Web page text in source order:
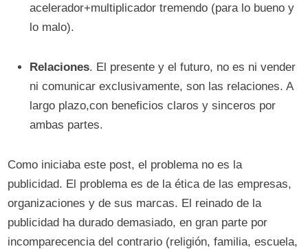
acelerador+multiplicador tremendo (para lo bueno y
lo malo).
Relaciones. El presente y el futuro, no es ni vender
ni comunicar exclusivamente, son las relaciones. A
largo plazo,con beneficios claros y sinceros por
ambas partes.
Como iniciaba este post, el problema no es la
publicidad. El problema es de la ética de las empresas,
organizaciones y de sus marcas. El reinado de la
publicidad ha durado demasiado, en gran parte por
incomparecencia del contrario (religión, familia, escuela,